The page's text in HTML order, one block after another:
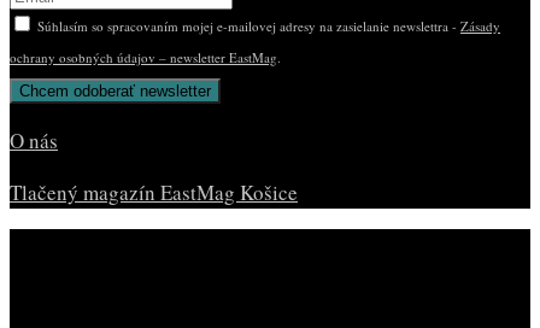
Súhlasím so spracovaním mojej e-mailovej adresy na zasielanie newslettra - Zásady
ochrany osobných údajov – newsletter EastMag.
O nás
Tlačený magazín EastMag Košice